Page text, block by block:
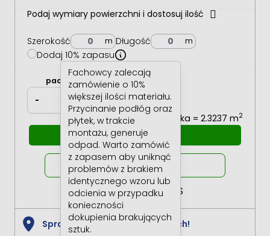
tym panel jest bardziej wytrzymały na ścieranie.
Podaj wymiary powierzchni i dostosuj ilość
Szerokość
Długość
Dodaj 10% zapasu
Fachowcy zalecają
zamówienie o 10%
większej ilości materiału.
Przycinanie podłóg oraz
płytek, w trakcie
montażu, generuje
odpad. Warto zamówić
z zapasem aby uniknąć
problemów z brakiem
identycznego wzoru lub
odcienia w przypadku
konieczności
dokupienia brakujących
sztuk.
-
paczki
+
lub -
m
+
1 paczka = 2.3237 m2
Dodaj do koszyka
Oblicz raty0%
RRSO 0% BNP PARIBAS
Sprawdź dostępność w sklepach!